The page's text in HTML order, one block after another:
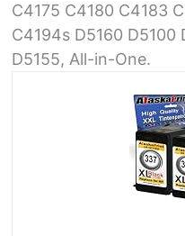
C4175 C4180 C4183
C4194s D5160 D5100
D5155, All-in-One.